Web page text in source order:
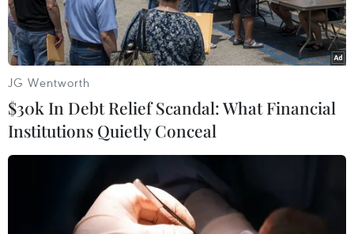
JG Wentworth
$30k In Debt Relief Scandal: What Financial
Institutions Quietly Conceal